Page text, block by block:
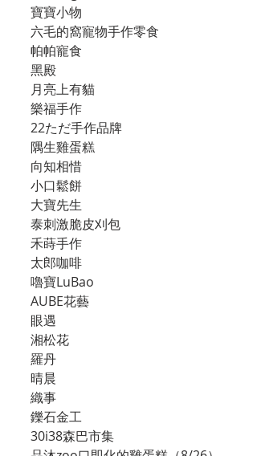
寶寶小物
六毛的窩寵物手作零食
帕帕寵食
黑殿
月亮上有貓
樂福手作
22ただ手作品牌
隅生雞蛋糕
向知相惜
小口鬆餅
大寶先生
泰刺激脆皮刈包
禾蒔手作
太郎咖啡
嚕寶LuBao
AUBE花藝
眼遇
湘松花
羅丹
晴晨
織事
鑠石金工
30i38森巴市集